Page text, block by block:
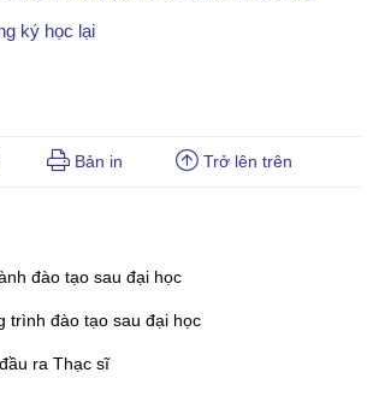
ký học lại
Bản in Trở lên trên
đào tạo sau đại học
trình đào tạo sau đại học
ra Thạc sĩ